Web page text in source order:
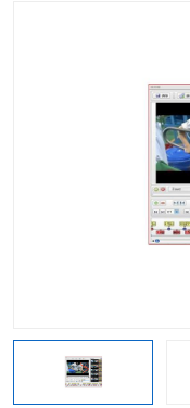
工业工程实训室